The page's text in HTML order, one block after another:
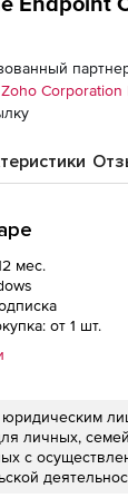
Zoho Corporation
мес.
от 1 шт.
юридическим
личных,
с